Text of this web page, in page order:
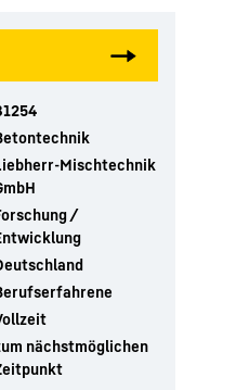
Mischtechnik
/
nächstmöglichen